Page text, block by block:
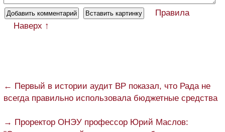
Правила
Наверх ↑
← Первый в истории аудит ВР показал, что Рада не
всегда правильно использовала бюджетные средства
→ Проректор ОНЭУ профессор Юрий Маслов: